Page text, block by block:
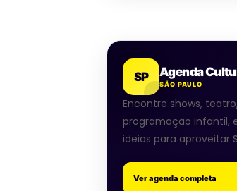
SP Agenda
SÃO PAULO
Encontre shows,
programação infantil,
ideias para aproveitar
Ver agenda completa